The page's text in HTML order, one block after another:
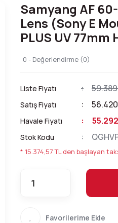
Samyang AF
Lens (Sony E
PLUS UV 77mm
0 - Değerlendirme (0)
Liste Fiyatı
Satış Fiyatı
Havale Fiyatı
Stok Kodu
* 15.374,57 TL den başlayan